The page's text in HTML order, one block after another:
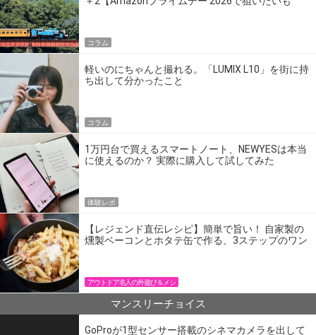
コラム
軽いのにちゃんと撮れる。「LUMIX L10」を街に持
ち出して分かったこと
コラム
1万円台で買えるスマートノート、NEWYESは本当
に使えるのか？ 実際に購入して試してみた
体験レポ
【レジェンド直伝レシピ】簡単で旨い！ 自家製の
燻製ベーコンとホタテ缶で作る、3ステップのワン
アウトドア名人の外遊び＆メシ
マンスリーチョイス
GoProが1型センサー搭載のシネマカメラを出して